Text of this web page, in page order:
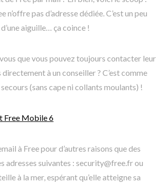
pas d’adresse dédiée. C’est un peu
aiguille… ça coince !
que vous pouvez toujours contacter leur
à un conseiller ? C’est comme
(sans cape ni collants moulants) !
Free Mobile 6
à Free pour d’autres raisons que des
adresses suivantes : security@free.fr ou
à la mer, espérant qu’elle atteigne sa